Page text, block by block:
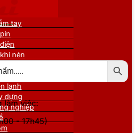
làm việc:
- 17h45)
tay
nén
đỡ
lạnh
dựng
nghiệp